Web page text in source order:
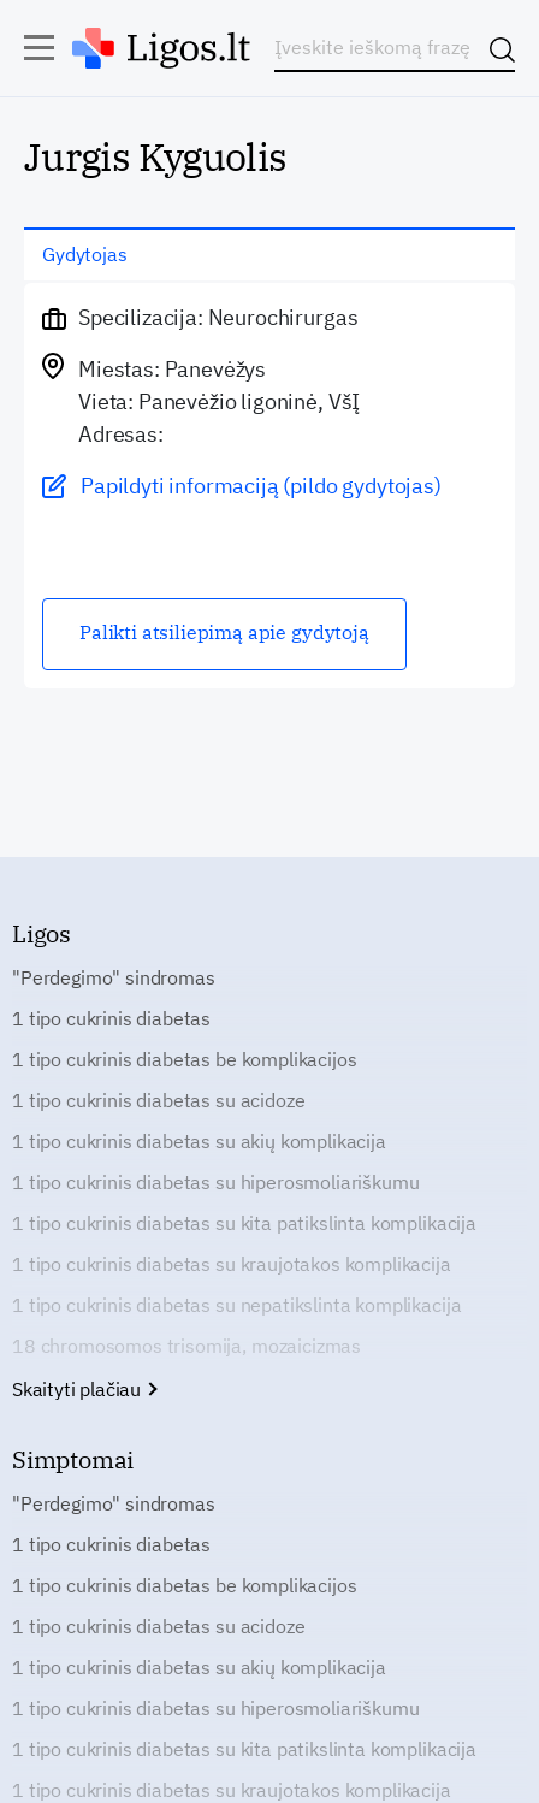
Jurgis Kyguolis
Gydytojas
Specilizacija: Neurochirurgas
Miestas: Panevėžys
Vieta: Panevėžio ligoninė, VšĮ
Adresas:
Papildyti informaciją (pildo gydytojas)
Palikti atsiliepimą apie gydytoją
Ligos
"Perdegimo" sindromas
1 tipo cukrinis diabetas
1 tipo cukrinis diabetas be komplikacijos
1 tipo cukrinis diabetas su acidoze
1 tipo cukrinis diabetas su akių komplikacija
1 tipo cukrinis diabetas su hiperosmoliariškumu
1 tipo cukrinis diabetas su kita patikslinta komplikacija
1 tipo cukrinis diabetas su kraujotakos komplikacija
1 tipo cukrinis diabetas su nepatikslinta komplikacija
18 chromosomos trisomija, mozaicizmas
Skaityti plačiau
Simptomai
"Perdegimo" sindromas
1 tipo cukrinis diabetas
1 tipo cukrinis diabetas be komplikacijos
1 tipo cukrinis diabetas su acidoze
1 tipo cukrinis diabetas su akių komplikacija
1 tipo cukrinis diabetas su hiperosmoliariškumu
1 tipo cukrinis diabetas su kita patikslinta komplikacija
1 tipo cukrinis diabetas su kraujotakos komplikacija